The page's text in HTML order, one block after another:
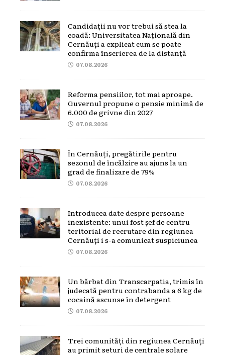
Candidații nu vor trebui să stea la
coadă: Universitatea Națională din
Cernăuți a explicat cum se poate
confirma înscrierea de la distanță
07.08.2026
Reforma pensiilor, tot mai aproape.
Guvernul propune o pensie minimă de
6.000 de grivne din 2027
07.08.2026
În Cernăuți, pregătirile pentru
sezonul de încălzire au ajuns la un
grad de finalizare de 79%
07.08.2026
Introducea date despre persoane
inexistente: unui fost șef de centru
teritorial de recrutare din regiunea
Cernăuți i s-a comunicat suspiciunea
07.08.2026
Un bărbat din Transcarpatia, trimis în
judecată pentru contrabanda a 6 kg de
cocaină ascunse în detergent
07.08.2026
Trei comunități din regiunea Cernăuți
au primit seturi de centrale solare